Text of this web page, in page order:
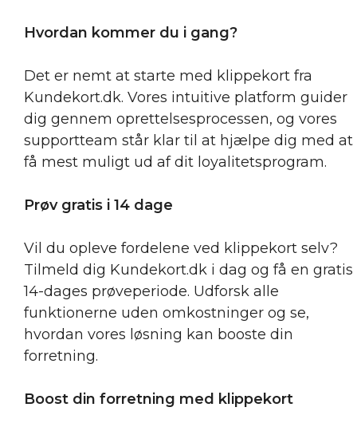
Hvordan kommer du i gang?
Det er nemt at starte med klippekort fra
Kundekort.dk. Vores intuitive platform guider
dig gennem oprettelsesprocessen, og vores
supportteam står klar til at hjælpe dig med at
få mest muligt ud af dit loyalitetsprogram.
Prøv gratis i 14 dage
Vil du opleve fordelene ved klippekort selv?
Tilmeld dig Kundekort.dk i dag og få en gratis
14-dages prøveperiode. Udforsk alle
funktionerne uden omkostninger og se,
hvordan vores løsning kan booste din
forretning.
Boost din forretning med klippekort